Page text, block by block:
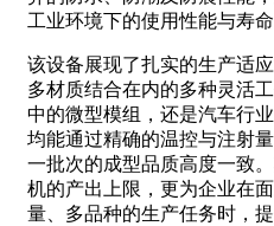
工业环境下的使用性能与寿命
该设备展现了扎实的生产适
多材质结合在内的多种灵活
中的微型模组，还是汽车行
均能通过精确的温控与注射
一批次的成型品质高度一致
机的产出上限，更为企业在
量、多品种的生产任务时，